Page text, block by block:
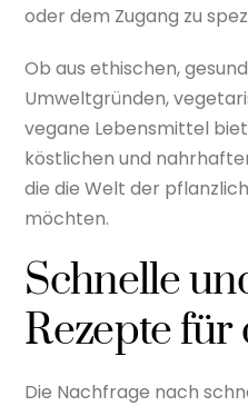
oder dem Zugang zu
Ob aus ethischen,
Umweltgründen,
vegane Lebensmittel
köstlichen und
die die Welt der
möchten.
Schnelle
Rezepte für
Die Nachfrage nach